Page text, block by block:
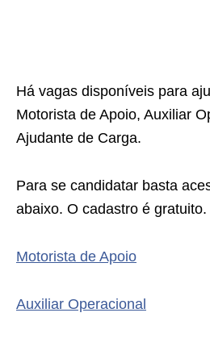
Há vagas disponíveis para
Motorista de Apoio, Auxiliar
Ajudante de Carga.
Para se candidatar basta
abaixo. O cadastro é gratuito.
Motorista de Apoio
Auxiliar Operacional